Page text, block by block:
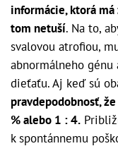
informácie, ktorá má
tom netuší. Na to,
svalovou atrofiou,
abnormálneho
dieťaťu. Aj keď sú
pravdepodobnosť,
% alebo 1 : 4.
k spontánnemu